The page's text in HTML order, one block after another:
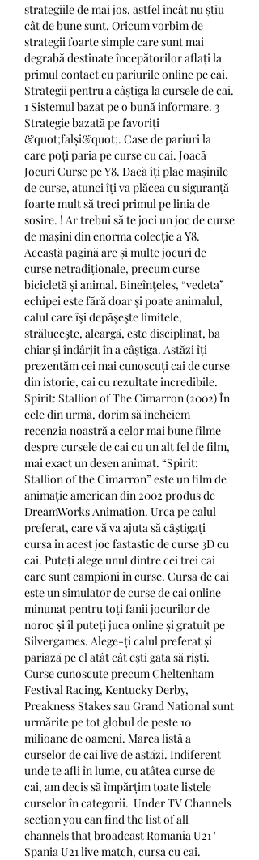
strategiile de mai jos, astfel încât nu știu
cât de bune sunt. Oricum vorbim de
strategii foarte simple care sunt mai
degrabă destinate începătorilor aflați la
primul contact cu pariurile online pe cai.
Strategii pentru a câștiga la cursele de cai.
1 Sistemul bazat pe o bună informare. 3
Strategie bazată pe favoriți
&quot;falși&quot;. Case de pariuri la
care poți paria pe curse cu cai. Joacă
Jocuri Curse pe Y8. Dacă îți plac mașinile
de curse, atunci îți va plăcea cu siguranță
foarte mult să treci primul pe linia de
sosire. ! Ar trebui să te joci un joc de curse
de mașini din enorma colecție a Y8.
Această pagină are și multe jocuri de
curse netradiționale, precum curse
bicicletă și animal. Bineînţeles, “vedeta”
echipei este fără doar şi poate animalul,
calul care îşi depăşeşte limitele,
străluceşte, aleargă, este disciplinat, ba
chiar şi îndârjit în a câştiga. Astăzi îți
prezentăm cei mai cunoscuți cai de curse
din istorie, cai cu rezultate incredibile.
Spirit: Stallion of The Cimarron (2002) În
cele din urmă, dorim să încheiem
recenzia noastră a celor mai bune filme
despre cursele de cai cu un alt fel de film,
mai exact un desen animat. “Spirit:
Stallion of the Cimarron” este un film de
animație american din 2002 produs de
DreamWorks Animation. Urca pe calul
preferat, care vă va ajuta să câștigați
cursa in acest joc fastastic de curse 3D cu
cai. Puteți alege unul dintre cei trei cai
care sunt campioni în curse. Cursa de cai
este un simulator de curse de cai online
minunat pentru toți fanii jocurilor de
noroc și îl puteți juca online și gratuit pe
Silvergames. Alege-ți calul preferat și
pariază pe el atât cât ești gata să riști.
Curse cunoscute precum Cheltenham
Festival Racing, Kentucky Derby,
Preakness Stakes sau Grand National sunt
urmărite pe tot globul de peste 10
milioane de oameni. Marea listă a
curselor de cai live de astăzi. Indiferent
unde te afli în lume, cu atâtea curse de
cai, am decis să împărțim toate listele
curselor în categorii.  Under TV Channels
section you can find the list of all
channels that broadcast Romania U21 '
Spania U21 live match, cursa cu cai.